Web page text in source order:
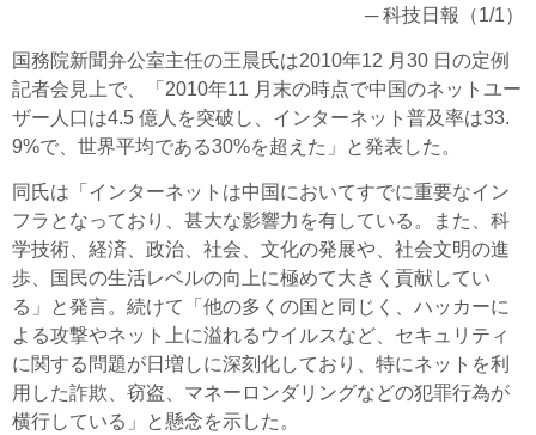
─ 科技日報（1/1）
国務院新聞弁公室主任の王晨氏は2010年12 月30 日の定例
記者会見上で、「2010年11 月末の時点で中国のネットユー
ザー人口は4.5 億人を突破し、インターネット普及率は33.
9%で、世界平均である30%を超えた」と発表した。
同氏は「インターネットは中国においてすでに重要なイン
フラとなっており、甚大な影響力を有している。また、科
学技術、経済、政治、社会、文化の発展や、社会文明の進
歩、国民の生活レベルの向上に極めて大きく貢献してい
る」と発言。続けて「他の多くの国と同じく、ハッカーに
よる攻撃やネット上に溢れるウイルスなど、セキュリティ
に関する問題が日増しに深刻化しており、特にネットを利
用した詐欺、窃盗、マネーロンダリングなどの犯罪行為が
横行している」と懸念を示した。